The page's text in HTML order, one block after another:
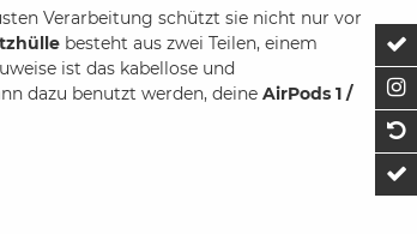
Verarbeitung schützt sie nicht nur vor
besteht aus zwei Teilen, einem
ist das kabellose und
dazu benutzt werden, deine AirPods 1 /